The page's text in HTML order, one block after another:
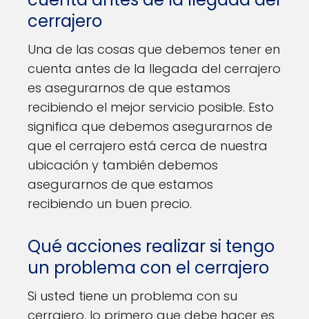
cerrajero
Una de las cosas que debemos tener en
cuenta antes de la llegada del cerrajero
es asegurarnos de que estamos
recibiendo el mejor servicio posible. Esto
significa que debemos asegurarnos de
que el cerrajero está cerca de nuestra
ubicación y también debemos
asegurarnos de que estamos
recibiendo un buen precio.
Qué acciones realizar si tengo
un problema con el cerrajero
Si usted tiene un problema con su
cerrajero, lo primero que debe hacer es